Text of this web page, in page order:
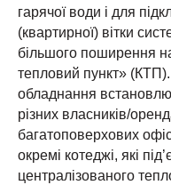
гарячої води і для
(квартирної) вітки
більшого поширення
тепловий пункт»
обладнання
різних власників/
багатоповерхових
окремі котеджі, які
централізованого